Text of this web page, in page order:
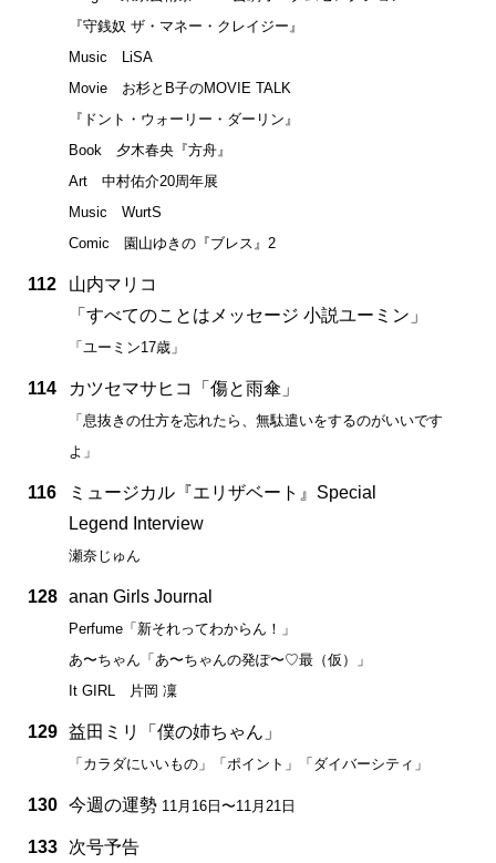
『守銭奴 ザ・マネー・クレイジー』
Music LiSA
Movie お杉とB子のMOVIE TALK
『ドント・ウォーリー・ダーリン』
Book 夕木春央『方舟』
Art 中村佑介20周年展
Music WurtS
Comic 園山ゆきの『ブレス』2
112
山内マリコ
「すべてのことはメッセージ 小説ユーミン」
「ユーミン17歳」
114 カツセマサヒコ「傷と雨傘」
「息抜きの仕方を忘れたら、無駄遣いをするのがいいです
よ」
116
ミュージカル『エリザベート』Special
Legend Interview
瀬奈じゅん
128 anan Girls Journal
Perfume「新それってわからん！」
あ〜ちゃん「あ〜ちゃんの発ぽ〜♡最（仮）」
It GIRL 片岡 凜
129 益田ミリ「僕の姉ちゃん」
「カラダにいいもの」「ポイント」「ダイバーシティ」
130 今週の運勢 11月16日〜11月21日
133 次号予告